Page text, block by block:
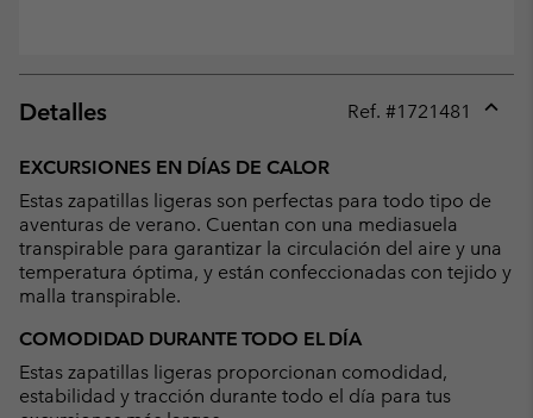
Detalles Ref. #1721481
EXCURSIONES EN DÍAS DE CALOR
Estas zapatillas ligeras son perfectas para todo tipo de
aventuras de verano. Cuentan con una mediasuela
transpirable para garantizar la circulación del aire y una
temperatura óptima, y están confeccionadas con tejido y
malla transpirable.
COMODIDAD DURANTE TODO EL DÍA
Estas zapatillas ligeras proporcionan comodidad,
estabilidad y tracción durante todo el día para tus